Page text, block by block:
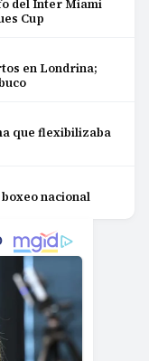
del Inter Miami
Cup
en Londrina;
que flexibilizaba
nacional